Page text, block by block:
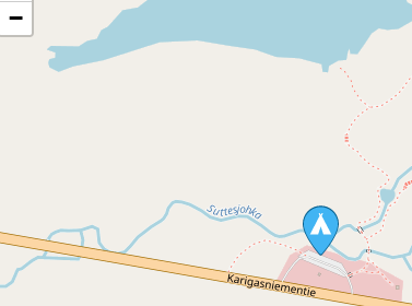
−